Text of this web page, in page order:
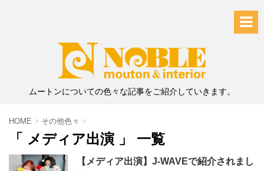
ムートンについての色々な記事をご紹介していきます。
HOME > その他色々 >
「 メディア出演 」 一覧
【メディア出演】J-WAVEで紹介されまし